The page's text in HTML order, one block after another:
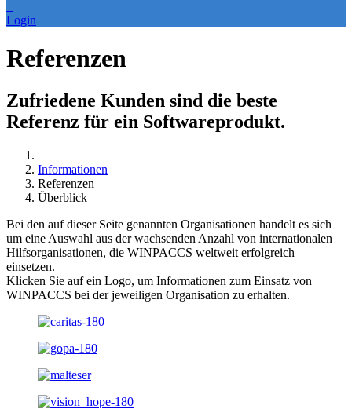
Login
Referenzen
Zufriedene Kunden sind die beste
Referenz für ein Softwareprodukt.
Informationen
Referenzen
Überblick
Bei den auf dieser Seite genannten Organisationen handelt es sich
um eine Auswahl aus der wachsenden Anzahl von internationalen
Hilfsorganisationen, die WINPACCS weltweit erfolgreich
einsetzen.
Klicken Sie auf ein Logo, um Informationen zum Einsatz von
WINPACCS bei der jeweiligen Organisation zu erhalten.